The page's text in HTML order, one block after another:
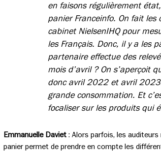
en faisons régulièrement
panier Franceinfo. On fait les
cabinet NielsenIHQ pour
les Français. Donc, il y a les
partenaire effectue des
mois d’avril ? On s’aperçoit
donc avril 2022 et avril
grande consommation. Et
focaliser sur les produits qui
Emmanuelle Daviet : Alors parfois, les
panier permet de prendre en compte les